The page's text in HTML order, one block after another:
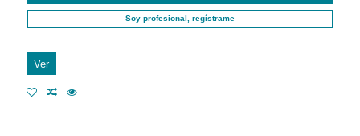
Soy profesional, regístrame
Ver